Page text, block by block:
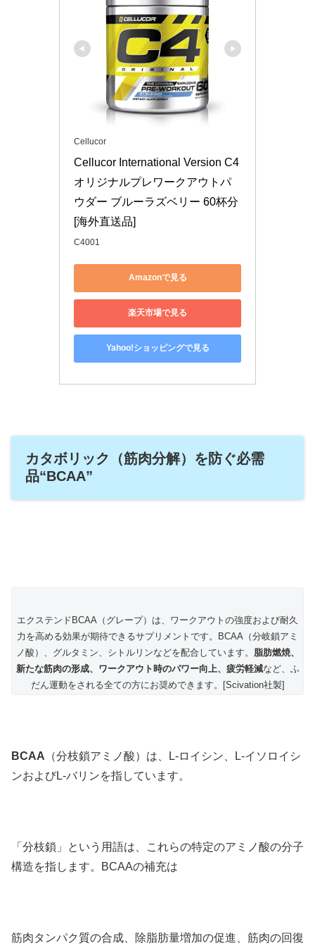
Cellucor
Cellucor International Version C4
オリジナルプレワークアウトパ
ウダー ブルーラズベリー 60杯分
[海外直送品]
C4001
Amazonで見る
楽天市場で見る
Yahoo!ショッピングで見る
カタボリック（筋肉分解）を防ぐ必需
品“BCAA”
エクステンドBCAA（グレープ）は、ワークアウトの強度および耐久
力を高める効果が期待できるサプリメントです。BCAA（分岐鎖アミ
ノ酸）、グルタミン、シトルリンなどを配合しています。 脂肪燃焼、
新たな筋肉の形成、ワークアウト時のパワー向上、疲労軽減など、ふ
だん運動をされる全ての方にお奨めできます。[Scivation社製]
BCAA （分枝鎖アミノ酸）は、L-ロイシン、L-イソロイシ
ンおよびL-バリンを指しています。
「分枝鎖」という用語は、これらの特定のアミノ酸の分子
構造を指します。BCAAの補充は
筋肉タンパク質の合成、除脂肪量増加の促進、筋肉の回復